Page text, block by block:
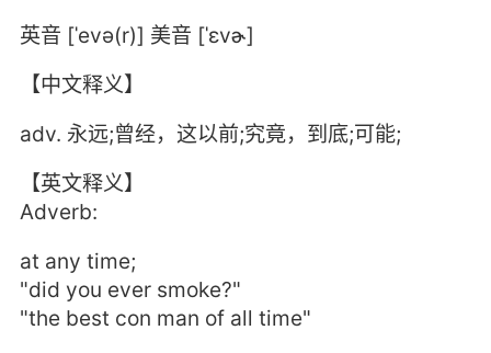
英音 [ˈevə(r)] 美音 [ˈɛvɚ]
【中文释义】
adv. 永远;曾经，这以前;究竟，到底;可能;
【英文释义】
Adverb:
at any time;
"did you ever smoke?"
"the best con man of all time"